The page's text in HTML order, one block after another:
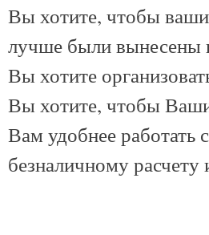
Вы хотите, чтобы
лучше были вынесены
Вы хотите
Вы хотите, чтобы
Вам удобнее работать
безналичному